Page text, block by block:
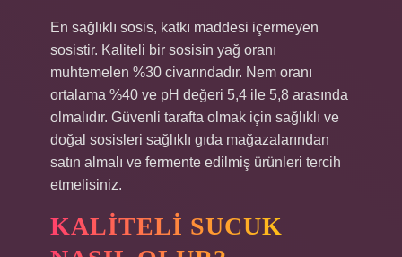
En sağlıklı sosis, katkı maddesi içermeyen
sosistir. Kaliteli bir sosisin yağ oranı
muhtemelen %30 civarındadır. Nem oranı
ortalama %40 ve pH değeri 5,4 ile 5,8 arasında
olmalıdır. Güvenli tarafta olmak için sağlıklı ve
doğal sosisleri sağlıklı gıda mağazalarından
satın almalı ve fermente edilmiş ürünleri tercih
etmelisiniz.
KALITELI SUCUK